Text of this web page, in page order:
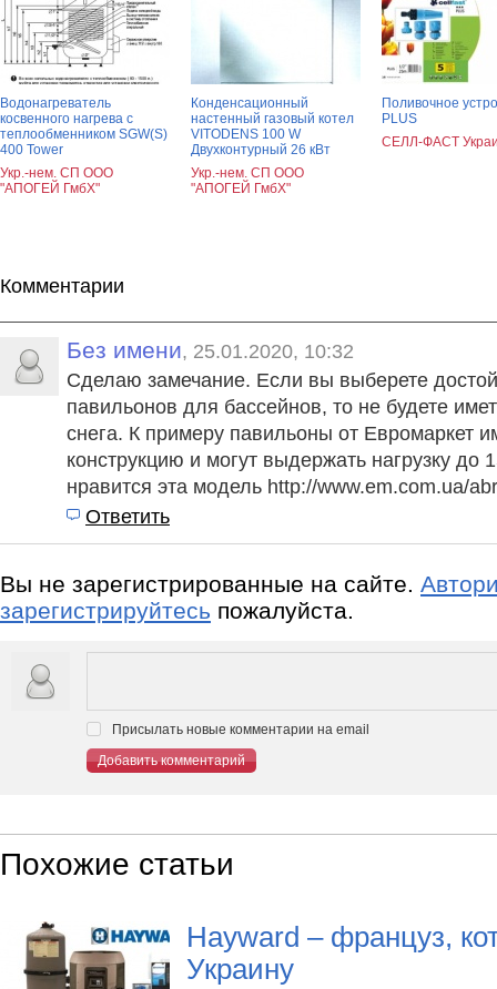
Водонагреватель
косвенного нагрева с
теплообменником SGW(S)
400 Tower
Укр.-нем. СП ООО
"АПОГЕЙ ГмбХ"
Конденсационный
настенный газовый котел
VITODENS 100 W
Двухконтурный 26 кВт
Укр.-нем. СП ООО
"АПОГЕЙ ГмбХ"
Поливочное
PLUS
СЕЛЛ-ФАСТ
Комментарии
Без имени, 25.01.2020, 10:32
Сделаю замечание. Если вы выберете
павильонов для бассейнов, то не будете
снега. К примеру павильоны от Евромаркет
конструкцию и могут выдержать нагрузку до
нравится эта модель http://www.em.com.ua/
Ответить
Вы не зарегистрированные на сайте.
зарегистрируйтесь пожалуйста.
Присылать новые комментарии на email
Добавить комментарий
Похожие статьи
Hayward – француз,
Украину